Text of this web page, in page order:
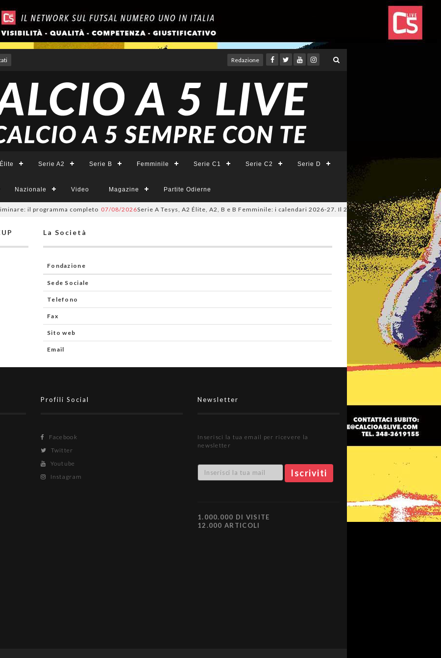
Redazione
Serie A2 Serie B Femminile Serie C1 Serie C2 Serie D
Nazionale Video Magazine Partite Odierne
il programma completo 07/08/2026Serie A Tesys, A2 Élite, A2, B e B Femminile: i calendari 2026-27. Il 20 agosto la presentazione della
La Società
Fondazione
Sede Sociale
Telefono
Fax
Sito web
Email
Profili Social
Facebook
Twitter
Youtube
Instagram
Newsletter
Inserisci la tua email per ricevere la
newsletter
1.000.000 DI VISITE
12.000 ARTICOLI